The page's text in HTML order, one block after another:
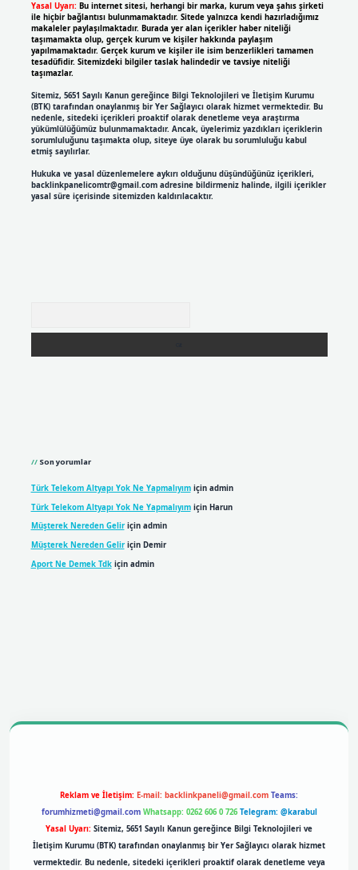
Yasal Uyarı: Bu internet sitesi, herhangi bir marka, kurum veya şahıs şirketi
ile hiçbir bağlantısı bulunmamaktadır. Sitede yalnızca kendi hazırladığımız
makaleler paylaşılmaktadır. Burada yer alan içerikler haber niteliği
taşımamakta olup, gerçek kurum ve kişiler hakkında paylaşım
yapılmamaktadır. Gerçek kurum ve kişiler ile isim benzerlikleri tamamen
tesadüfidir. Sitemizdeki bilgiler taslak halindedir ve tavsiye niteliği
taşımazlar.
Sitemiz, 5651 Sayılı Kanun gereğince Bilgi Teknolojileri ve İletişim Kurumu
(BTK) tarafından onaylanmış bir Yer Sağlayıcı olarak hizmet vermektedir. Bu
nedenle, sitedeki içerikleri proaktif olarak denetleme veya araştırma
yükümlülüğümüz bulunmamaktadır. Ancak, üyelerimiz yazdıkları içeriklerin
sorumluluğunu taşımakta olup, siteye üye olarak bu sorumluluğu kabul
etmiş sayılırlar.
Hukuka ve yasal düzenlemelere aykırı olduğunu düşündüğünüz içerikleri,
backlinkpanelicomtr@gmail.comadresine bildirmeniz halinde, ilgili içerikler
yasal süre içerisinde sitemizden kaldırılacaktır.
Son yorumlar
Türk Telekom Altyapı Yok Ne Yapmalıyımiçin admin
Türk Telekom Altyapı Yok Ne Yapmalıyımiçin Harun
Müşterek Nereden Geliriçin admin
Müşterek Nereden Geliriçin Demir
Aport Ne Demek Tdkiçin admin
Reklam ve İletişim: E-mail: backlinkpaneli@gmail.com Teams:
forumhizmeti@gmail.com Whatsapp: 0262 606 0 726 Telegram: @karabul
Yasal Uyarı: Sitemiz, 5651 Sayılı Kanun gereğince Bilgi Teknolojileri ve
İletişim Kurumu (BTK) tarafından onaylanmış bir Yer Sağlayıcı olarak hizmet
vermektedir. Bu nedenle, sitedeki içerikleri proaktif olarak denetleme veya